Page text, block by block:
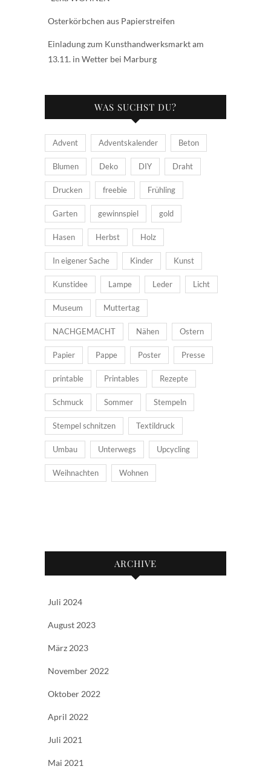
Osterkörbchen aus Papierstreifen
Einladung zum Kunsthandwerksmarkt am
13.11. in Wetter bei Marburg
WAS SUCHST DU?
Advent Adventskalender Beton
Blumen Deko DIY Draht
Drucken freebie Frühling
Garten gewinnspiel gold
Hasen Herbst Holz
In eigener Sache Kinder Kunst
Kunstidee Lampe Leder Licht
Museum Muttertag
NACHGEMACHT Nähen Ostern
Papier Pappe Poster Presse
printable Printables Rezepte
Schmuck Sommer Stempeln
Stempel schnitzen Textildruck
Umbau Unterwegs Upcycling
Weihnachten Wohnen
ARCHIVE
Juli 2024
August 2023
März 2023
November 2022
Oktober 2022
April 2022
Juli 2021
Mai 2021